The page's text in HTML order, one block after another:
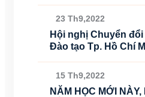
23 Th9,2022
Hội nghị Chuyển
Đào tạo Tp. Hồ Chí
15 Th9,2022
NĂM HỌC MỚI